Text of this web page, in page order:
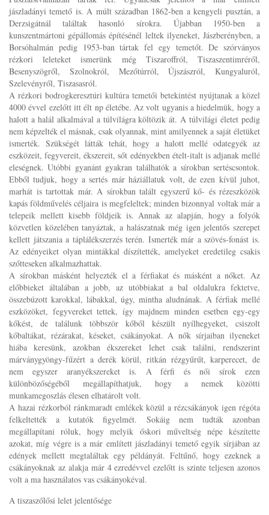
jászladányi temető is. A múlt században 1862-ben a kengyeli pusztán, a
Derzsigátnál találtak hasonló sírokra. Újabban 1950-ben a
kunszentmártoni gépállomás építésénél leltek ilyeneket, Jászberényben, a
Borsóhalmán pedig 1953-ban tártak fel egy temetőt. De szórványos
rézkori leleteket ismerünk még Tiszaroffról, Tiszaszentimréről,
Besenyszögről, Szolnokról, Mezőtúrról, Újszászról, Kungyaluról,
Szelevényről, Tiszasasról.
A rézkori bodrogkeresztúri kultúra temetői betekintést nyújtanak a közel
4000 évvel ezelőtt itt élt np életébe. Az volt ugyanis a hiedelmük, hogy a
halott a halál alkalmával a túlvilágra költözik át. A túlvilági életet pedig
nem képzelték el másnak, csak olyannak, mint amilyennek a saját életüket
ismerték. Szükségét látták tehát, hogy a halott mellé odategyék az
eszközeit, fegyvereit, ékszereit, sőt edényekben ételt-italt is adjanak mellé
eleségnek. Utóbbi gyanánt gyakran találhatók a sírokban sertéscsontok.
Ebből tudjuk, hogy a sertés már háziállatuk volt, de ezen kívül juhot,
marhát is tartottak már. A sírokban talált egyszerű kő- és rézeszközök
kapás földművelés céljaira is megfeleltek; minden bizonnyal voltak már a
telepeik mellett kisebb földjeik is. Annak az alapján, hogy a folyók
közvetlen közelében tanyáztak, a halászatnak még igen jelentős szerepet
kellett játszania a táplálékszerzés terén. Ismerték már a szövés-fonást is.
Az edényeiket olyan mintákkal díszítették, amelyeket eredetileg csakis
szőtteseken alkalmazhattak.
A sírokban másként helyezték el a férfiakat és másként a nőket. Az
előbbieket általában a jobb, az utóbbiakat a bal oldalukra fektetve,
összebúzott karokkal, lábakkal, úgy, mintha aludnának. A férfiak mellé
eszközöket, fegyvereket tettek, így majdnem minden esetben egy-egy
kőkést, de találunk többször kőből készült nyílhegyeket, csiszolt
kőbaltákat, rézárakat, késeket, csákányokat. A nők sírjaiban ilyeneket
hiába keresünk, azokban ékszereket lehet csak találni, rendszerint
márványgyöngy-fűzért a derék körül, ritkán rézgyűrűt, karperecet, de
nem egyszer aranyékszereket is. A férfi és női sírok ezen
különbözőségéből megállapíthatjuk, hogy a nemek közötti
munkamegoszlás élesen elhatárolt volt.
A hazai rézkorból ránkmaradt emlékek közül a rézcsákányok igen régóta
felkeltették a kutatók figyelmét. Sokáig nem tudták azonban
megállapítani róluk, hogy melyik őskori műveltség népe készítette
azokat, míg végre is a már említett jászladányi temető egyik sírjában az
edények mellett megtaláltak egy példányát. Feltűnő, hogy ezeknek a
csákányoknak az alakja már 4 ezredévvel ezelőtt is szinte teljesen azonos
volt a ma használatos vas csákányokéval.
A tiszaszőlősi lelet jelentősége